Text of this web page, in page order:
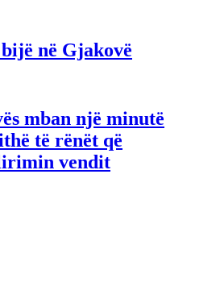
në Gjakovë
mban një minutë
të rënët që
vendit